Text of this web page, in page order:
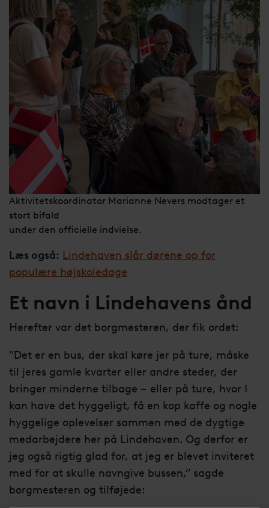
Aktivitetskoordinator Marianne Nevers modtager et
stort bifald
under den officielle indvielse.
Læs også: Lindehaven slår dørene op for
populære højskoledage
Et navn i Lindehavens ånd
Herefter var det borgmesteren, der fik ordet:
”Det er en bus, der skal køre jer på ture, måske
til jeres gamle kvarter eller andre steder, der
bringer minderne tilbage – eller på ture, hvor I
kan have det hyggeligt, få en kop kaffe og nogle
hyggelige oplevelser sammen med de dygtige
medarbejdere her på Lindehaven. Og derfor er
jeg også rigtig glad for, at jeg er blevet inviteret
med for at skulle navngive bussen,” sagde
borgmesteren og tilføjede: